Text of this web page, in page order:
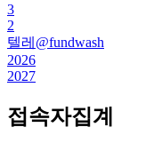
3
2
텔레@fundwash
2026
2027
접속자집계